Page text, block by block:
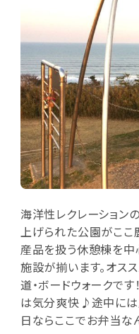
海洋性レクレーション
上げられた公園がここ
産品を扱う休憩棟を中
施設が揃います。オス
道・ボードウォークで
は気分爽快♪途中には
日ならここでお弁当な